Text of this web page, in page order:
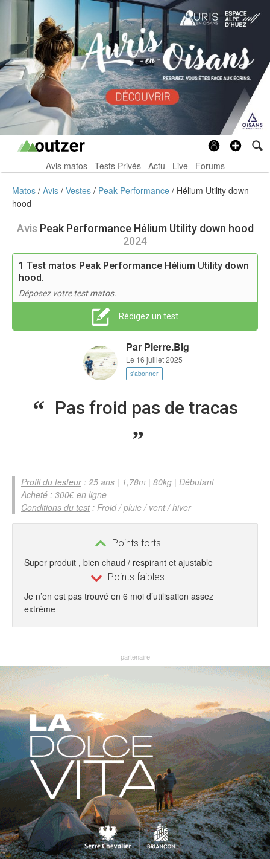
Avis matos Tests Privés Actu Live Forums
Matos Avis Vestes Peak Performance
Hélium Utility down
hood
Avis Peak Performance Hélium Utility down hood
2024
1 Test matos Peak Performance Hélium Utility down
hood.
Déposez votre test matos.
Rédigez un test
Par Pierre.Blg
Le 16 juillet 2025
s'abonner
Pas froid pas de tracas
Profil du testeur: 25 ans | 1,78m | 80kg | Débutant
Acheté : 300€ en ligne
Conditions du test: Froid / pluie / vent / hiver
Points forts
Super produit , bien chaud / respirant et ajustable
Points faibles
Je n’en est pas trouvé en 6 moi d’utilisation assez
extrême